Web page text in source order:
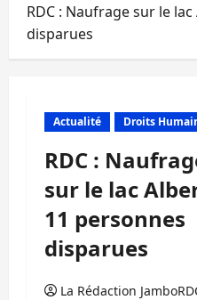
RDC : Naufrage sur le
disparues
Actualité Droits
RDC :
sur le lac
11 personnes
disparues
La Rédaction